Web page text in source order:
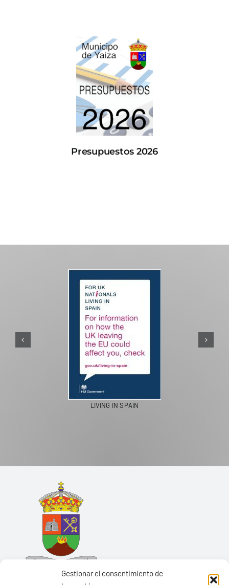
Gestionar el consentimiento de
Presupuestos 2026
LIVING IN SPAIN